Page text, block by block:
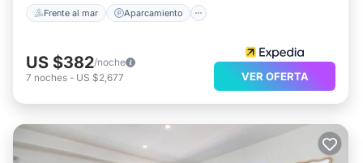
Frente al mar Aparcamiento
US $382/noche
7 noches - US $2,677 VER OFERTA